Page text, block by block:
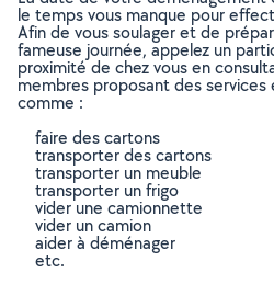
le temps vous manque pour
Afin de vous soulager et de
fameuse journée, appelez un
proximité de chez vous en
membres proposant des
comme :
faire des cartons
transporter des cartons
transporter un meuble
transporter un frigo
vider une camionnette
vider un camion
aider à déménager
etc.